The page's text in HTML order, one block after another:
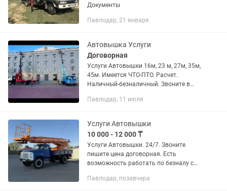
Документы
Павлодар, 21 января
Автовышка Услуги
Договорная
Услуги Автовышки 16м, 23 м, 27м, 35м,
45м. Имеется ЧТО-ПТО. Расчет.
Наличный-безналичный. Звоните в
Павлодар, 11 июля
Услуги Автовышки
10 000 - 12 000 ₸
Услуги Автовышки. 24/7. Звоните
пишите цена договорная. Есть
возможность работать по безналу с
Павлодар, позавчера